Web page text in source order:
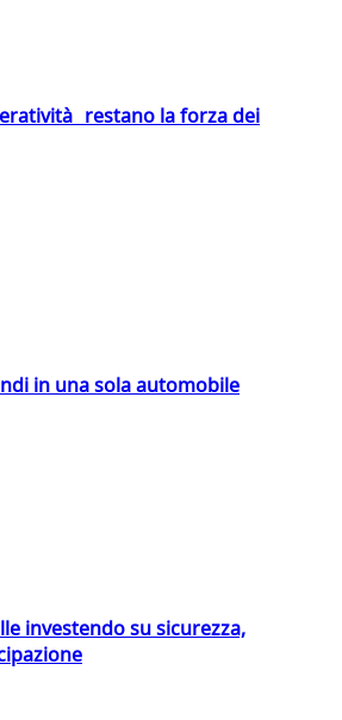
restano la forza dei
in una sola automobile
investendo su sicurezza,